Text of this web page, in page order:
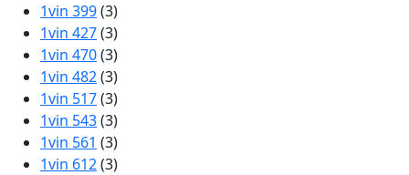
1vin 399(3)
1vin 427(3)
1vin 470(3)
1vin 482(3)
1vin 517(3)
1vin 543(3)
1vin 561 (3)
1vin 612(3)